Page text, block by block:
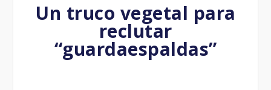
Un truco vegetal para
reclutar
“guardaespaldas”